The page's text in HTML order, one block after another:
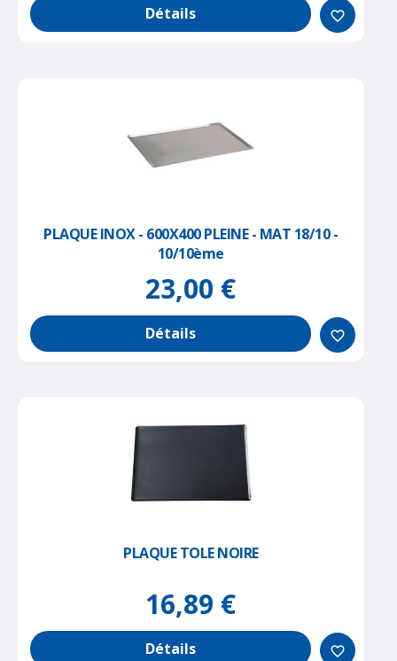
Détails favorite_border
PLAQUE INOX - 600X400 PLEINE - MAT 18/10 -
10/10ème
23,00 €
Détails favorite_border
PLAQUE TOLE NOIRE
16,89 €
Détails favorite_border